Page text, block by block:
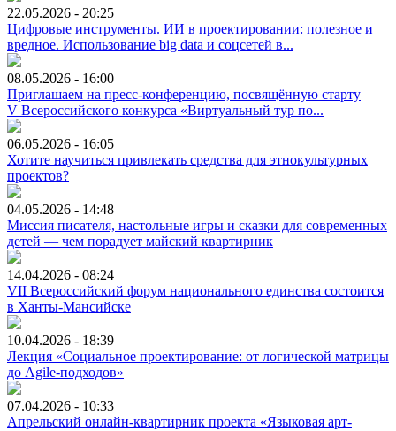
22.05.2026 - 20:25
Цифровые инструменты. ИИ в проектировании: полезное и
вредное. Использование big data и соцсетей в...
08.05.2026 - 16:00
Приглашаем на пресс-конференцию, посвящённую старту
V Всероссийского конкурса «Виртуальный тур по...
06.05.2026 - 16:05
Хотите научиться привлекать средства для этнокультурных
проектов?
04.05.2026 - 14:48
Миссия писателя, настольные игры и сказки для современных
детей — чем порадует майский квартирник
14.04.2026 - 08:24
VII Всероссийский форум национального единства состоится
в Ханты-Мансийске
10.04.2026 - 18:39
Лекция «Социальное проектирование: от логической матрицы
до Agile‑подходов»
07.04.2026 - 10:33
Апрельский онлайн-квартирник проекта «Языковая арт-